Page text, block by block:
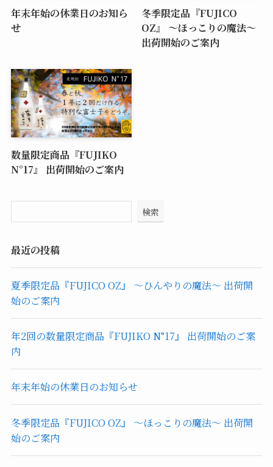
年末年始の休業日のお知ら
せ
冬季限定品『FUJICO
OZ』 ～ほっこりの魔法～
出荷開始のご案内
数量限定商品『FUJIKO
N°17』 出荷開始のご案内
検索
最近の投稿
夏季限定品『FUJICO OZ』 ～ひんやりの魔法～ 出荷開
始のご案内
年2回の数量限定商品『FUJIKO N°17』 出荷開始のご案
内
年末年始の休業日のお知らせ
冬季限定品『FUJICO OZ』 ～ほっこりの魔法～ 出荷開
始のご案内